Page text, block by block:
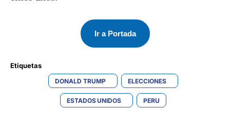
Ir a Portada
Etiquetas
DONALD TRUMP ELECCIONES
ESTADOS UNIDOS PERU